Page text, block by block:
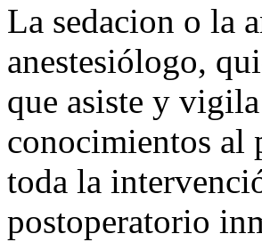
La sedacion o la
anestesiólogo,
que asiste y
conocimientos al
toda la
postoperatorio